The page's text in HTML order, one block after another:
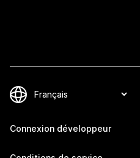
Connexion développeur